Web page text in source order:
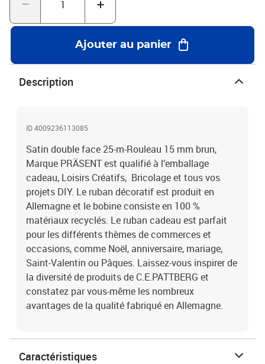
Ajouter au panier
Description
ID 4009236113085
Satin double face 25-m-Rouleau 15 mm brun,
Marque PRÄSENT est qualifié à l’emballage
cadeau, Loisirs Créatifs, Bricolage et tous vos
projets DIY. Le ruban décoratif est produit en
Allemagne et le bobine consiste en 100 %
matériaux recyclés. Le ruban cadeau est parfait
pour les différents thèmes de commerces et
occasions, comme Noël, anniversaire, mariage,
Saint-Valentin ou Pâques. Laissez-vous inspirer de
la diversité de produits de C.E.PATTBERG et
constatez par vous-même les nombreux
avantages de la qualité fabriqué en Allemagne.
Caractéristiques